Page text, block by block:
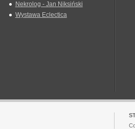
Nekrolog - Jan Niksiński
Wystawa Eclectica